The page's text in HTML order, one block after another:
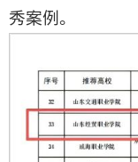
秀案例。